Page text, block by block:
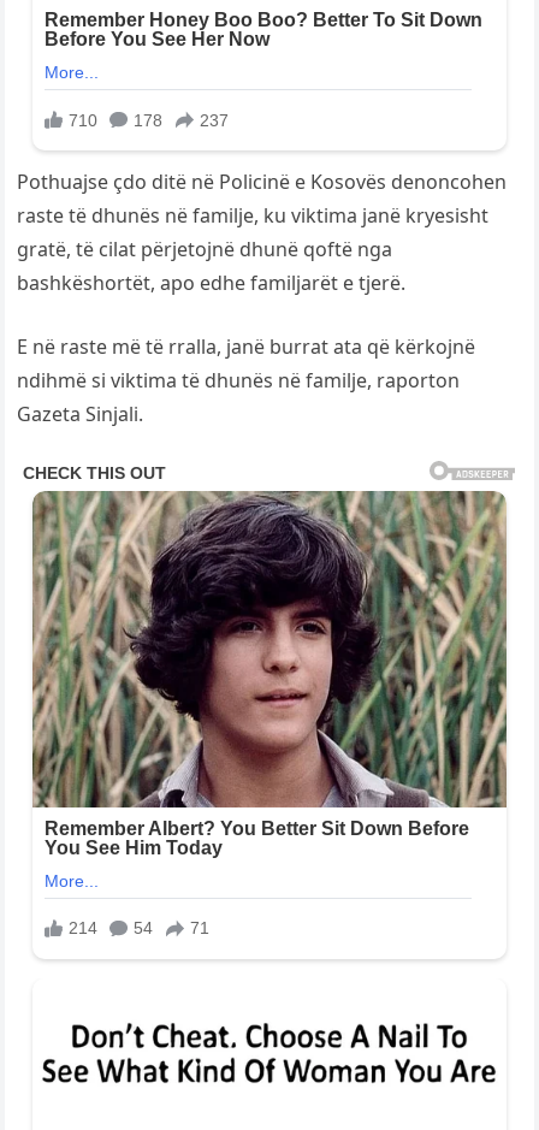
Pothuajse çdo ditë në Policinë e Kosovës denoncohen
raste të dhunës në familje, ku viktima janë kryesisht
gratë, të cilat përjetojnë dhunë qoftë nga
bashkëshortët, apo edhe familjarët e tjerë.
E në raste më të rralla, janë burrat ata që kërkojnë
ndihmë si viktima të dhunës në familje, raporton
Gazeta Sinjali.